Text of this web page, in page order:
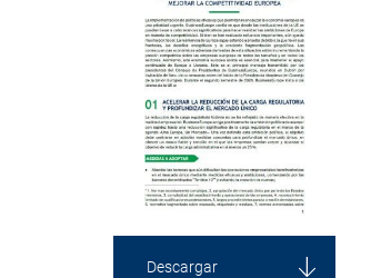
Descargar